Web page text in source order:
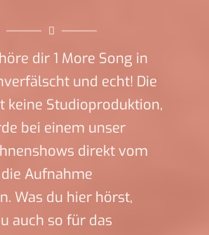
dir 1 More Song in
und echt! Die
keine Studioproduktion,
bei einem unser
direkt vom
Aufnahme
Was du hier hörst,
auch so für das